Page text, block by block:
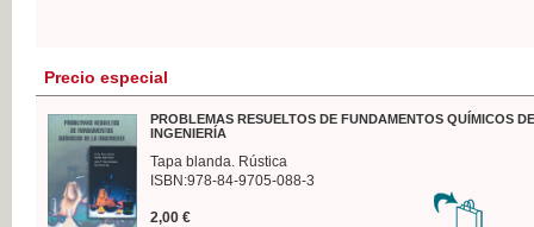
Precio especial
PROBLEMAS RESUELTOS DE FUNDAMENTOS QUÍMICOS
INGENIERÍA
Tapa blanda. Rústica
ISBN:978-84-9705-088-3
2,00 €